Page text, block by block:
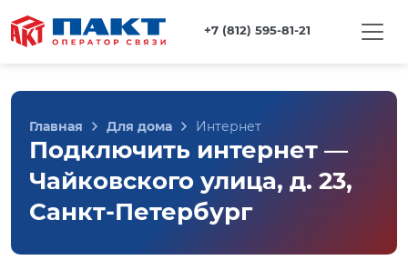
+7 (812) 595-81-21
Главная Для дома Интернет
Подключить интернет —
Чайковского улица, д. 23,
Санкт-Петербург